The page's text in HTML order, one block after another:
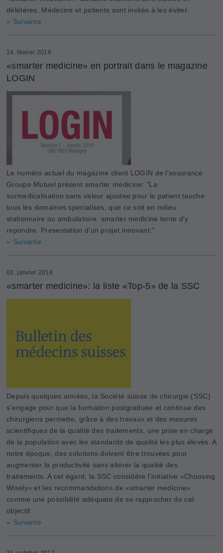
délétères. Médecins et patients sont invités à les éviter.
» Suivante
14. février 2018
«smarter medicine» en portrait dans le magazine
LOGIN
Le numéro actuel du magazine client LOGIN de l'assurance
Groupe Mutuel présent smarter medicine: "La
surmedicalisation sans valeur ajoutee pour le patient tauche
tous les domaines specialises, que ce soit en milieu
stationnaire ou ambulatoire. smarter medicine tente d'y
repondre. Presentation d'un projet innovant."
» Suivante
03. janvier 2018
«smarter medicine»: la liste «Top-5» de la SSC
Depuis quelques années, la Société suisse de chirurgie (SSC)
s’engage pour que la formation postgraduée et continue des
chirurgiens permette, grâce à des travaux et des mesures
scientifiques de la qualité des traitements, une prise en charge
de la population avec les standards de qualité les plus élevés. A
notre époque, des solutions doivent être trouvées pour
augmenter la productivité sans altérer la qualité des
traitements. A cet égard, la SSC considère l’initiative «Choosing
­Wisely» et les recommandations de «smarter medicine»
comme une possibilité adéquate de se rapprocher de cet
objectif.
» Suivante